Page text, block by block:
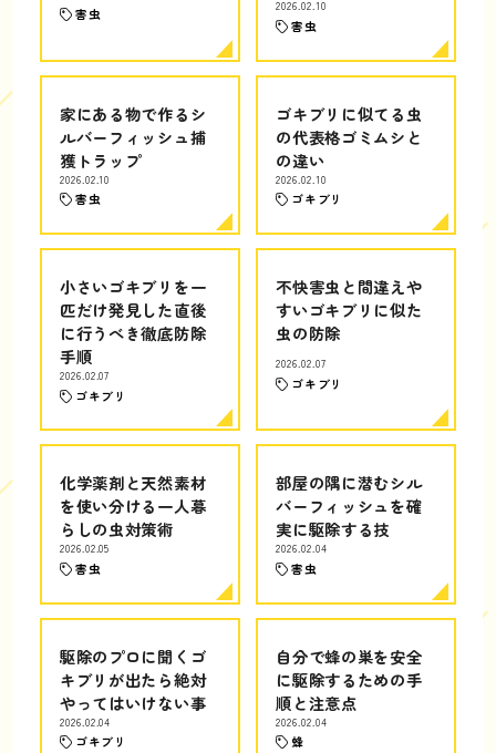
害虫
2026.02.10
害虫
家にある物で作るシ
ルバーフィッシュ捕
獲トラップ
2026.02.10
害虫
ゴキブリに似てる虫
の代表格ゴミムシと
の違い
2026.02.10
ゴキブリ
小さいゴキブリを一
匹だけ発見した直後
に行うべき徹底防除
手順
2026.02.07
ゴキブリ
不快害虫と間違えや
すいゴキブリに似た
虫の防除
2026.02.07
ゴキブリ
化学薬剤と天然素材
を使い分ける一人暮
らしの虫対策術
2026.02.05
害虫
部屋の隅に潜むシル
バーフィッシュを確
実に駆除する技
2026.02.04
害虫
駆除のプロに聞くゴ
キブリが出たら絶対
やってはいけない事
2026.02.04
ゴキブリ
自分で蜂の巣を安全
に駆除するための手
順と注意点
2026.02.04
蜂